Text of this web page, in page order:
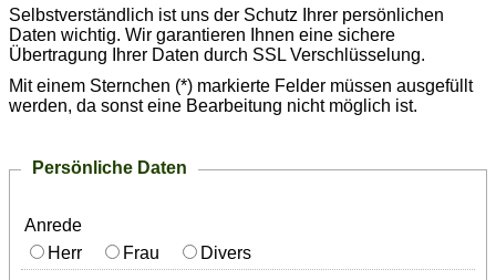
Selbstverständlich ist uns der Schutz Ihrer persönlichen
Daten wichtig. Wir garantieren Ihnen eine sichere
Übertragung Ihrer Daten durch SSL Verschlüsselung.
Mit einem Sternchen (*) markierte Felder müssen ausgefüllt
werden, da sonst eine Bearbeitung nicht möglich ist.
Persönliche Daten
Anrede
Herr
Frau Divers